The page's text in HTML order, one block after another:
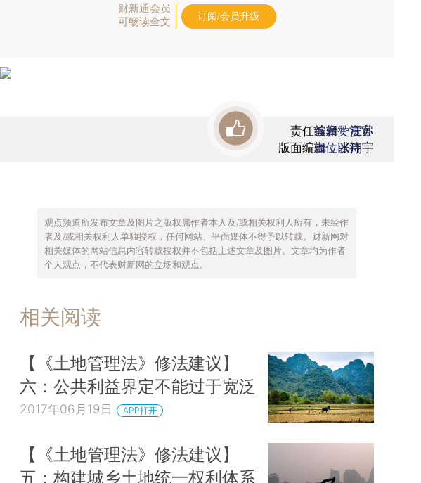
财新通会员
可畅读全文
订阅/会员升级
责任编辑：汪苏
版面编辑：张翔宇
首席赞赏官
虚位以待
观点频道所发布文章及图片之版权属作者本人及/或相关权利人所有，未经作
者及/或相关权利人单独授权，任何网站、平面媒体不得予以转载。财新网对
相关媒体的网站信息内容转载授权并不包括上述文章及图片。文章均为作者
个人观点，不代表财新网的立场和观点。
相关阅读
【《土地管理法》修法建议】
六：公共利益界定不能过于宽泛
2017年06月19日 APP打开
【《土地管理法》修法建议】
五：构建城乡土地统一权利体系